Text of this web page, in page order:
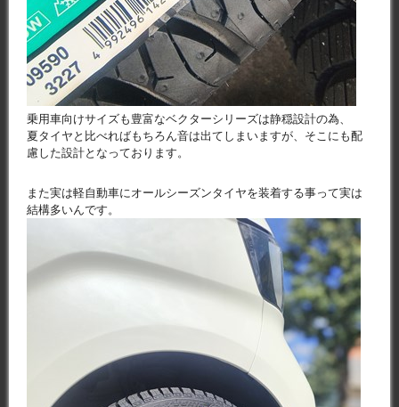
乗用車向けサイズも豊富なベクターシリーズは静穏設計の為、
夏タイヤと比べればもちろん音は出てしまいますが、そこにも配
慮した設計となっております。
また実は軽自動車にオールシーズンタイヤを装着する事って実は
結構多いんです。